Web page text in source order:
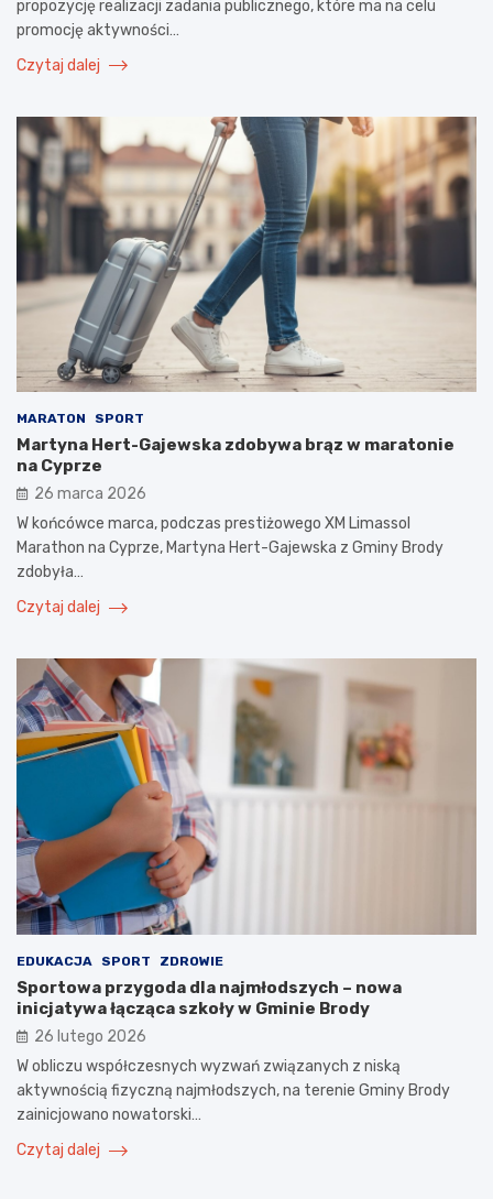
propozycję realizacji zadania publicznego, które ma na celu
promocję aktywności…
Czytaj dalej
MARATON SPORT
Martyna Hert-Gajewska zdobywa brąz w maratonie
na Cyprze
26 marca 2026
W końcówce marca, podczas prestiżowego XM Limassol
Marathon na Cyprze, Martyna Hert-Gajewska z Gminy Brody
zdobyła…
Czytaj dalej
EDUKACJA SPORT ZDROWIE
Sportowa przygoda dla najmłodszych – nowa
inicjatywa łącząca szkoły w Gminie Brody
26 lutego 2026
W obliczu współczesnych wyzwań związanych z niską
aktywnością fizyczną najmłodszych, na terenie Gminy Brody
zainicjowano nowatorski…
Czytaj dalej